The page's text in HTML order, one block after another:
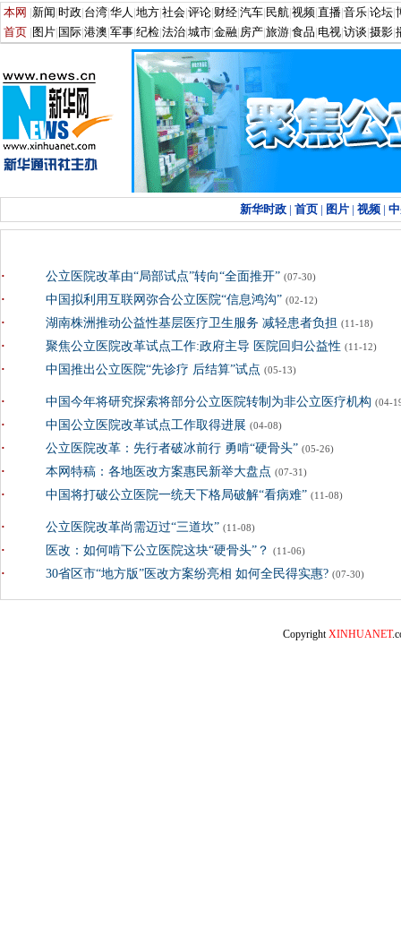
· 公立医院改革由“局部试点”转向“全面推开” (07-30)
· 中国拟利用互联网弥合公立医院“信息鸿沟” (02-12)
· 湖南株洲推动公益性基层医疗卫生服务 减轻患者负担 (11-18)
· 聚焦公立医院改革试点工作:政府主导 医院回归公益性 (11-12)
· 中国推出公立医院“先诊疗 后结算”试点 (05-13)
· 中国今年将研究探索将部分公立医院转制为非公立医疗机构 (04-
· 中国公立医院改革试点工作取得进展 (04-08)
· 公立医院改革：先行者破冰前行 勇啃“硬骨头” (05-26)
· 本网特稿：各地医改方案惠民新举大盘点 (07-31)
· 中国将打破公立医院一统天下格局破解“看病难” (11-08)
· 公立医院改革尚需迈过“三道坎” (11-08)
· 医改：如何啃下公立医院这块“硬骨头”？ (11-06)
· 30省区市“地方版”医改方案纷亮相 如何全民得实惠? (07-30)
CopyrightXINHUANET